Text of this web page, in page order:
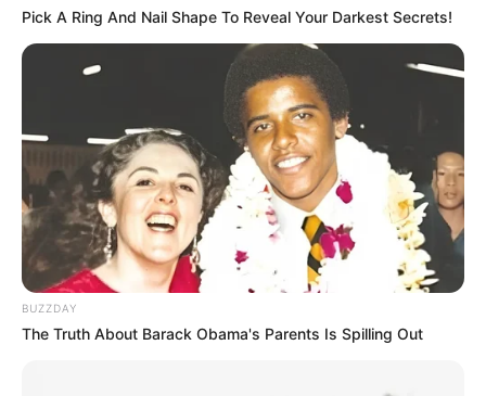
Pick A Ring And Nail Shape To Reveal Your Darkest Secrets!
BUZZDAY
The Truth About Barack Obama's Parents Is Spilling Out